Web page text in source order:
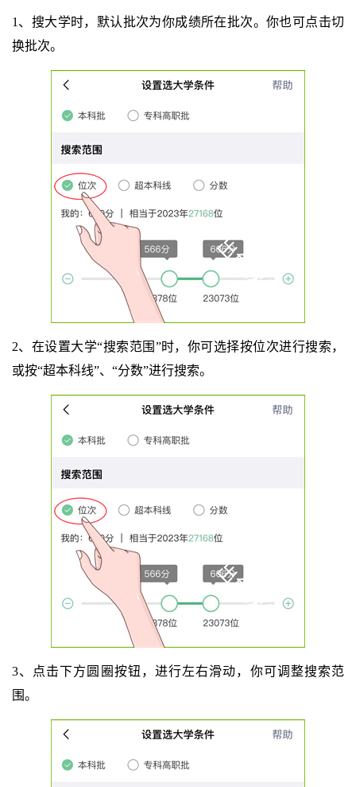
1、搜大学时，默认批次为你成绩所在批次。你也可点击切
换批次。
2、在设置大学“搜索范围”时，你可选择按位次进行搜索，
或按“超本科线”、“分数”进行搜索。
3、点击下方圆圈按钮，进行左右滑动，你可调整搜索范
围。